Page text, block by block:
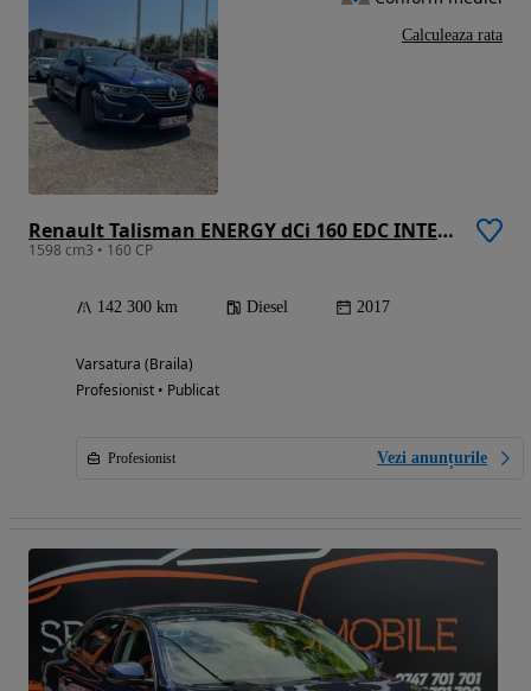
Renault Talisman ENERGY dCi 160 EDC INTENS
1598 cm3 • 160 CP
142 300 km Diesel 2017
Varsatura (Braila)
Profesionist • Publicat
Profesionist Vezi anunțurile
Calculeaza rata